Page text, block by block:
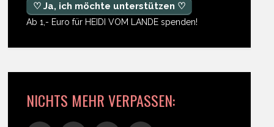
♡ Ja, ich möchte unterstützen ♡
Ab 1,- Euro für HEIDI VOM LANDE spenden!
NICHTS MEHR VERPASSEN: